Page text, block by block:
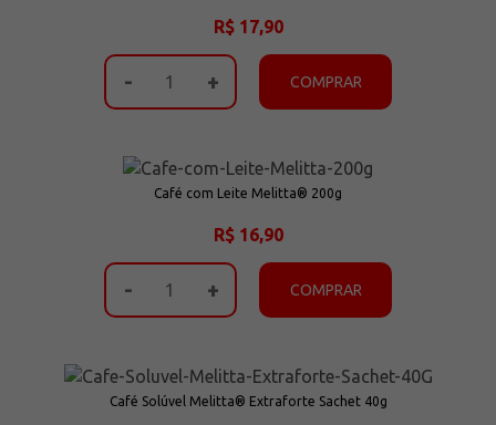
R$ 17,90
- + COMPRAR
Café com Leite Melitta® 200g
R$ 16,90
- + COMPRAR
Café Solúvel Melitta® Extraforte Sachet 40g